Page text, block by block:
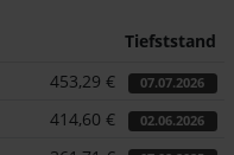
Tiefststand
453,29 € 07.07.2026
414,60 € 02.06.2026